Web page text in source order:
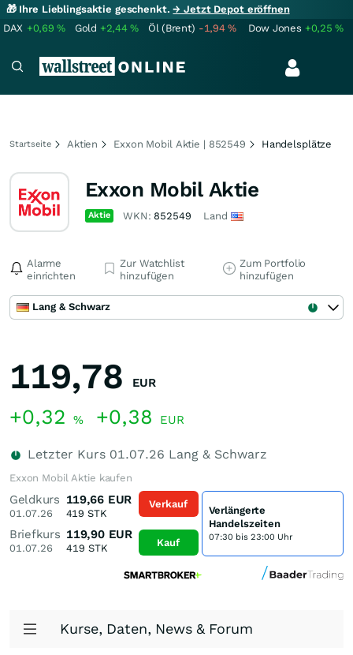
🎁 Ihre Lieblingsaktie geschenkt.→ Jetzt Depot eröffnen
DAX +0,69% Gold +2,44% Öl (Brent) -1,94% Dow Jones +0,25%
Startseite Aktien Exxon Mobil Aktie | 852549 Handelsplätze
Exxon Mobil Aktie
Aktie WKN: 852549 Land
Alarme
einrichten
Zur Watchlist
hinzufügen
Zum Portfolio
hinzufügen
Lang & Schwarz
119,78 EUR
+0,32 % +0,38 EUR
Letzter Kurs 01.07.26 Lang & Schwarz
Exxon Mobil Aktie kaufen
Geldkurs
01.07.26
119,66 EUR
419 STK
Briefkurs
01.07.26
119,90 EUR
419 STK
Verkauf
Kauf
Verlängerte
Handelszeiten
07:30 bis 23:00 Uhr
Kurse, Daten, News & Forum